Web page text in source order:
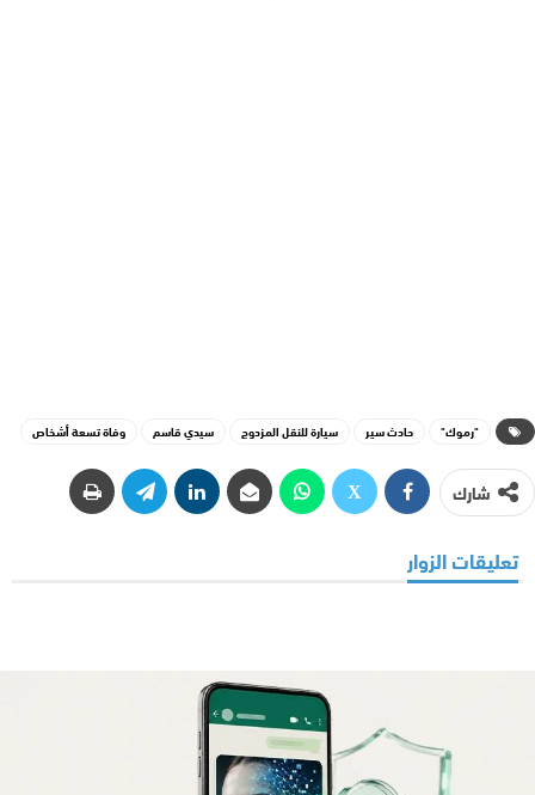
"رموك" حادث سير سيارة للنقل المزدوج سيدي قاسم وفاة تسعة أشخاص
شارك
تعليقات الزوار